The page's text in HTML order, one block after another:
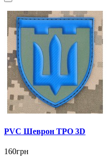
PVC Шеврон ТРО 3D
160грн